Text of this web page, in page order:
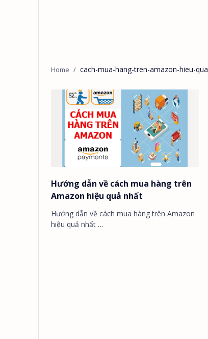
cach-mua-hang-tren-amazon-hieu-qua
Hướng dẫn về cách mua hàng trên
Amazon hiệu quả nhất
Hướng dẫn về cách mua hàng trên Amazon
hiệu quả nhất …